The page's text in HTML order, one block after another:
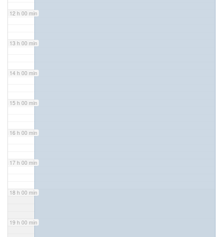
12 h 00 min
13 h 00 min
14 h 00 min
15 h 00 min
16 h 00 min
17 h 00 min
18 h 00 min
19 h 00 min